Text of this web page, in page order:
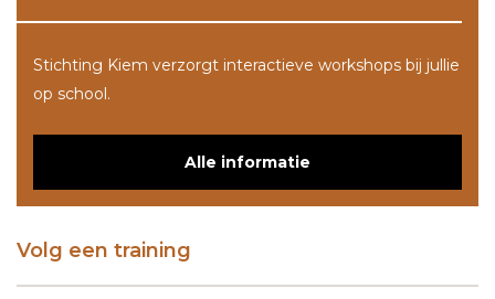
Stichting Kiem verzorgt interactieve workshops bij jullie
op school.
Alle informatie
Volg een training